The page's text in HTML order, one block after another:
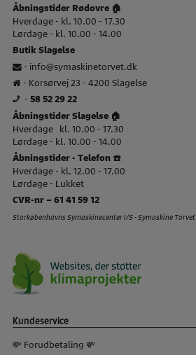
Åbningstider Rødovre 🏠
Hverdage - kl. 10.00 - 17.30
Lørdage - kl. 10.00 - 14.00
Butik Slagelse
- info@symaskinetorvet.dk
- Korsørvej 23 - 4200 Slagelse
- 58 52 29 22
Åbningstider Slagelse 🏠
Hverdage kl. 10.00 - 17.30
Lørdage - kl. 10.00 - 14.00
Åbningstider - Telefon ☎️
Hverdage - kl. 12.00 - 17.00
Lørdage - Lukket
CVR-nr – 61 41 59 12
Storkøbenhavns Symaskinecenter I/S - Symaskine Torvet
Kundeservice
💸 Forudbetaling 💸